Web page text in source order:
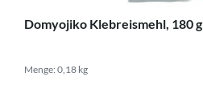
Domyojiko Klebreismehl, 180 g
Menge: 0,18 kg